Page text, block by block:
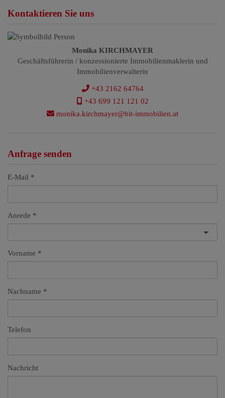
Kontaktieren Sie uns
Monika KIRCHMAYER
Geschäftsführerin / konzessionierte Immobilienmaklerin und
Immobilienverwalterin
+43 2162 64764
+43 699 121 121 02
monika.kirchmayer@bit-immobilien.at
Anfrage senden
E-Mail
Anrede
Vorname
Nachname
Telefon
Nachricht